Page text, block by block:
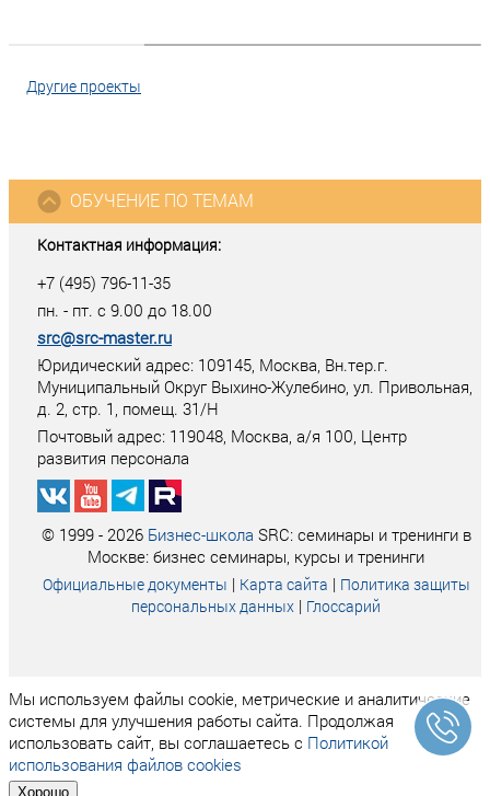
Другие проекты
Контактная информация:
+7 (495) 796-11-35
пн. - пт. с 9.00 до 18.00
src@src-master.ru
Юридический адрес: 109145, Москва, Вн.тер.г.
Муниципальный Округ Выхино-Жулебино, ул. Привольная,
д. 2, стр. 1, помещ. 31/Н
Почтовый адрес: 119048, Москва, а/я 100, Центр
развития персонала
ОБУЧЕНИЕ ПО ТЕМАМ
© 1999 - 2026 Бизнес-школа SRC: семинары и тренинги в
Москве: бизнес семинары, курсы и тренинги
Официальные документы | Карта сайта | Политика защиты
персональных данных | Глоссарий
Мы используем файлы cookie, метрические и аналитические
системы для улучшения работы сайта. Продолжая
использовать сайт, вы соглашаетесь с Политикой
использования файлов cookies
Хорошо